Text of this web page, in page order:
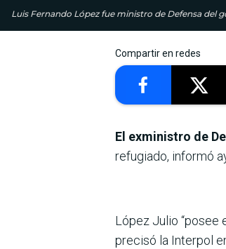
Luis Fernando López fue ministro de Defensa del
Compartir en redes
El exministro de
refugiado, informó
López Julio “posee
precisó la Interpol